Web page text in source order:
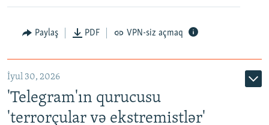
Paylaş PDF VPN-siz açmaq
İyul 30, 2026
'Telegram'ın qurucusu
'terrorçular və ekstremistlər'